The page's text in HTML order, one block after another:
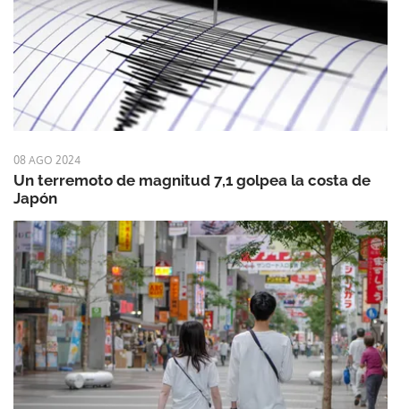
08 AGO 2024
Un terremoto de magnitud 7,1 golpea la costa de
Japón